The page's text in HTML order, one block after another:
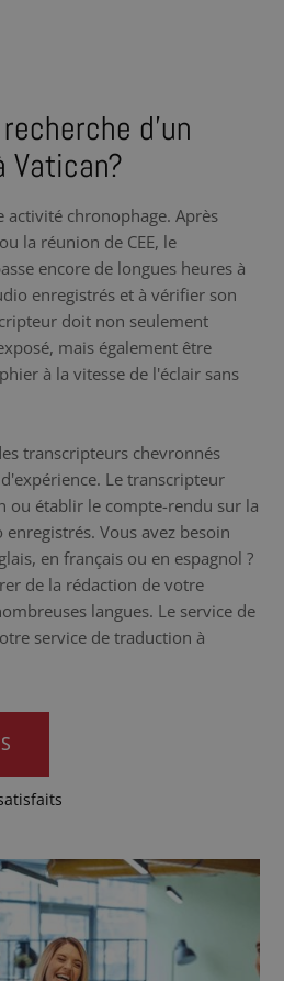
d’un
activité chronophage. Après
la réunion de CEE, le
encore de longues heures à
enregistrés et à vérifier son
doit non seulement
mais également être
à la vitesse de l'éclair sans
transcripteurs chevronnés
Le transcripteur
ou établir le compte-rendu sur la
Vous avez besoin
en français ou en espagnol ?
de la rédaction de votre
langues. Le service de
service de traduction à